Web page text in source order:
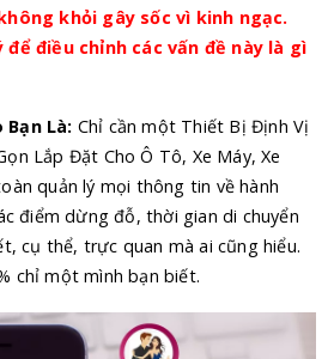
khỏi gây sốc vì kinh ngạc.
để điều chỉnh các vấn đề này là gì
Bạn Là: Chỉ cần một Thiết Bị Định Vị
Lắp Đặt Cho Ô Tô, Xe Máy, Xe
quản lý mọi thông tin về hành
điểm dừng đỗ, thời gian di chuyển
cụ thể, trực quan mà ai cũng hiểu.
chỉ một mình bạn biết.